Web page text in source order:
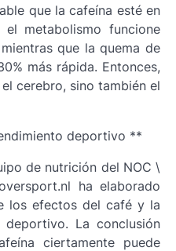
que la cafeína esté en
metabolismo funcione
que la quema de
más rápida. Entonces,
cerebro, sino también el
deportivo **
de nutrición del NOC \
ha elaborado
los efectos del café y la
La conclusión
ciertamente puede